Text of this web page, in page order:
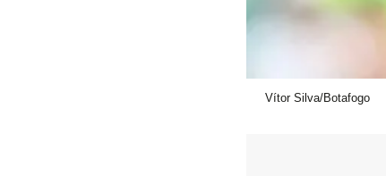
Vítor Silva/Botafogo